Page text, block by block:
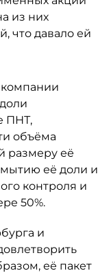
из них
что давало ей
компании
ПНТ,
объёма
размеру её
её доли и
контроля и
50%.
и
её пакет